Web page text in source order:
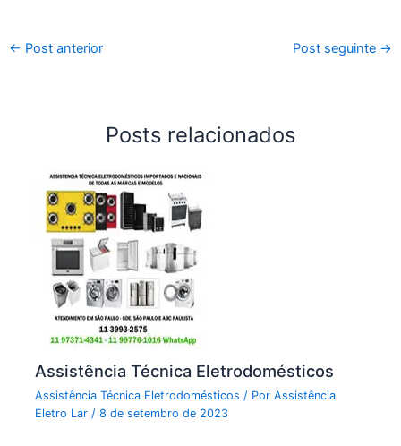
← Post anterior Post seguinte →
Posts relacionados
Assistência Técnica Eletrodomésticos
Assistência Técnica Eletrodomésticos / PorAssistência
Eletro Lar/8 de setembro de 2023